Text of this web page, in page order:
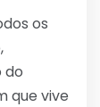
os
do
que vive